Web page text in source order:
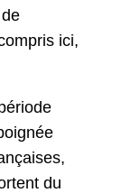
ici,
du